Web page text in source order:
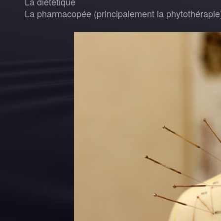
La pharmacopée (principalement la